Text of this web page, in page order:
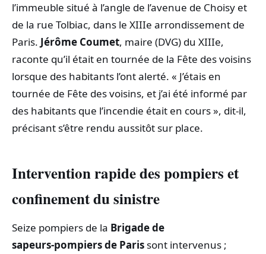
l’immeuble situé à l’angle de l’avenue de Choisy et
de la rue Tolbiac, dans le XIIIe arrondissement de
Paris. Jérôme Coumet, maire (DVG) du XIIIe,
raconte qu’il était en tournée de la Fête des voisins
lorsque des habitants l’ont alerté. « J’étais en
tournée de Fête des voisins, et j’ai été informé par
des habitants que l’incendie était en cours », dit-il,
précisant s’être rendu aussitôt sur place.
Intervention rapide des pompiers et
confinement du sinistre
Seize pompiers de la Brigade de
sapeurs‑pompiers de Paris sont intervenus ;